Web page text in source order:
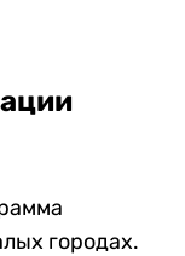
городах.